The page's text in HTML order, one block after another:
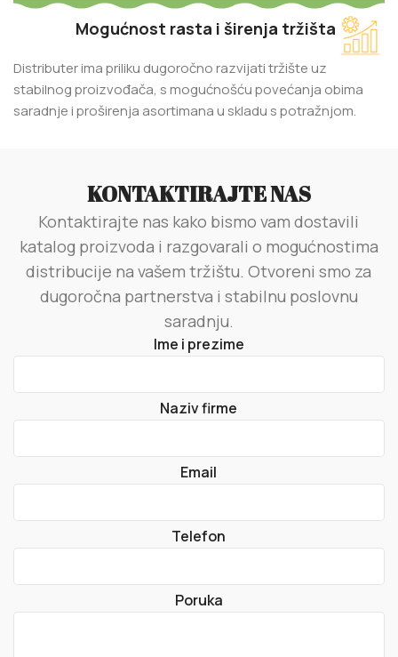
Mogućnost rasta i širenja tržišta
Distributer ima priliku dugoročno razvijati tržište uz
stabilnog proizvođača, s mogućnošću povećanja obima
saradnje i proširenja asortimana u skladu s potražnjom.
KONTAKTIRAJTE NAS
Kontaktirajte nas kako bismo vam dostavili
katalog proizvoda i razgovarali o mogućnostima
distribucije na vašem tržištu. Otvoreni smo za
dugoročna partnerstva i stabilnu poslovnu
saradnju.
Ime i prezime
Naziv firme
Email
Telefon
Poruka